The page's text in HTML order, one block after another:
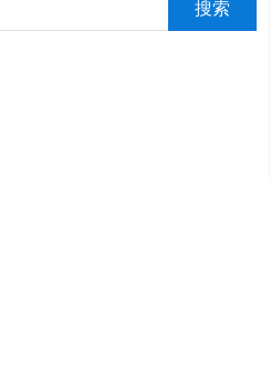
材料燃燒抖音成年版機